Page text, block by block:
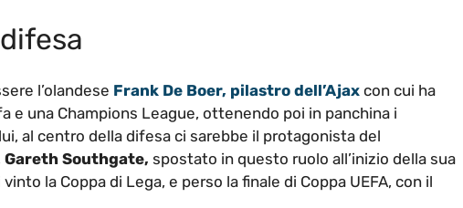
l’olandese Frank De Boer, pilastro dell’Ajax con cui ha
e una Champions League, ottenendo poi in panchina i
al centro della difesa ci sarebbe il protagonista del
Gareth Southgate, spostato in questo ruolo all’inizio della sua
la Coppa di Lega, e perso la finale di Coppa UEFA, con il